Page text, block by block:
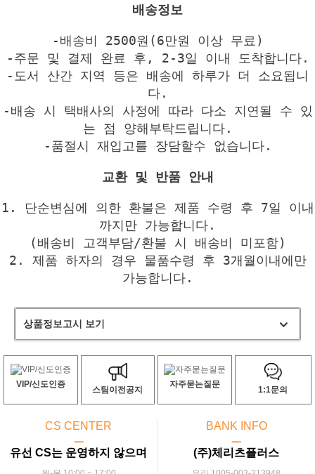
배송정보
-배송비 2500원(6만원 이상 무료)
-주문 및 결제 완료 후, 2-3일 이내 도착합니다.
-도서 산간 지역 등은 배송에 하루가 더 소요됩니
다.
-배송 시 택배사의 사정에 따라 다소 지연될 수 있
는 점 양해부탁드립니다.
-품절시 재입고를 장담할수 없습니다.
교환 및 반품 안내
1. 단순변심에 의한 환불은 제품 수령 후 7일 이내
까지만 가능합니다.
(배송비 고객부담/환불 시 배송비 미포함)
2. 제품 하자의 경우 물품수령 후 3개월이내에만
가능합니다.
상품정보고시 보기
VIP/신도인증
스팀이전공지
자주묻는질문
1:1문의
CS CENTER
ㅡ
유선 CS는 운영하지 않으며
BANK INFO
ㅡ
(주)체리츠플러스